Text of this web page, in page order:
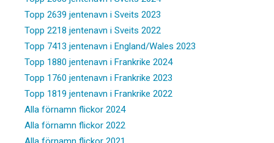
Topp 2639 jentenavn i Sveits 2023
Topp 2218 jentenavn i Sveits 2022
Topp 7413 jentenavn i England/Wales 2023
Topp 1880 jentenavn i Frankrike 2024
Topp 1760 jentenavn i Frankrike 2023
Topp 1819 jentenavn i Frankrike 2022
Alla förnamn flickor 2024
Alla förnamn flickor 2022